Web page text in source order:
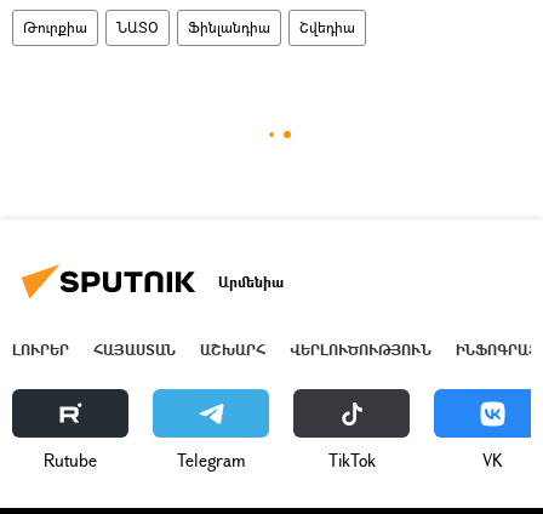
Թուրքիա ՆԱՏՕ Ֆինլանդիա Շվեդիա
Արմենիա
ԼՈՒՐԵՐ ՀԱՅԱՍՏԱՆ ԱՇԽԱՐՀ ՎԵՐԼՈՒԾՈՒԹՅՈՒՆ
Rutube Telegram ТikТоk VK